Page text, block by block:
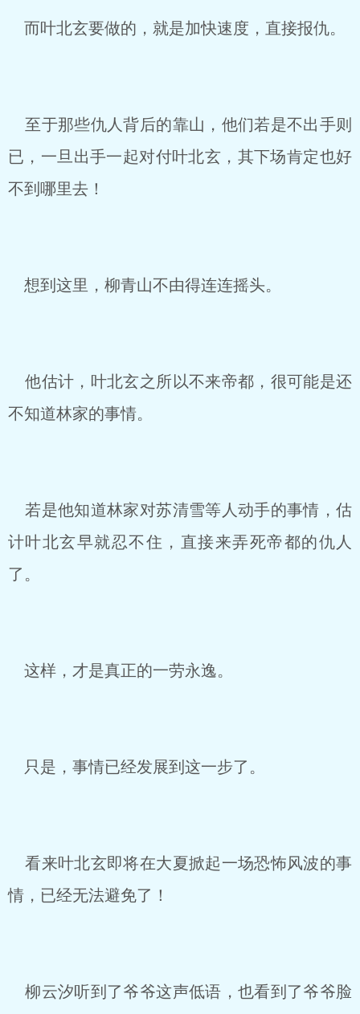
而叶北玄要做的，就是加快速度，直接报仇。
至于那些仇人背后的靠山，他们若是不出手则
已，一旦出手一起对付叶北玄，其下场肯定也好
不到哪里去！
想到这里，柳青山不由得连连摇头。
他估计，叶北玄之所以不来帝都，很可能是还
不知道林家的事情。
若是他知道林家对苏清雪等人动手的事情，估
计叶北玄早就忍不住，直接来弄死帝都的仇人
了。
这样，才是真正的一劳永逸。
只是，事情已经发展到这一步了。
看来叶北玄即将在大夏掀起一场恐怖风波的事
情，已经无法避免了！
柳云汐听到了爷爷这声低语，也看到了爷爷脸